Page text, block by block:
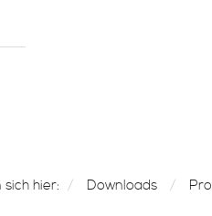
hier: Downloads